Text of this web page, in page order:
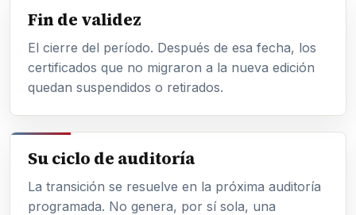
Fin de validez
El cierre del período. Después de esa fecha, los
certificados que no migraron a la nueva edición
quedan suspendidos o retirados.
Su ciclo de auditoría
La transición se resuelve en la próxima auditoría
programada. No genera, por sí sola, una